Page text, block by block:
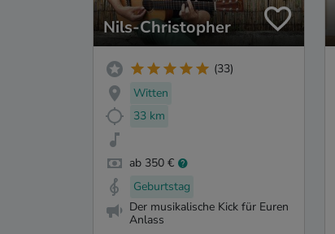
Nils-Christopher
(33)
Witten
33 km
ab 350 €
Geburtstag
Der musikalische Kick für Euren
Anlass